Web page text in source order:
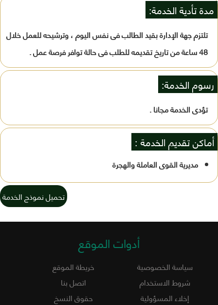
مدة تأدية الخدمة:
تلتزم جهة الإدارة بقيد الطالب فى نفس اليوم ، وترشيحه للعمل خلال
48 ساعة من تاريخ تقديمه للطلب فى حالة توافر فرصة عمل .
رسوم الخدمة:
تؤدى الخدمة مجانا .
أماكن تقديم الخدمة :
مديرية القوى العاملة والهجرة
تحميل نموذج الخدمة
أدوات الموقع
سياسة الخصوصية
خريطة الموقع
شروط الاستخدام
اتصل بنا
إخلاء المسؤولية
حقوق النسخ